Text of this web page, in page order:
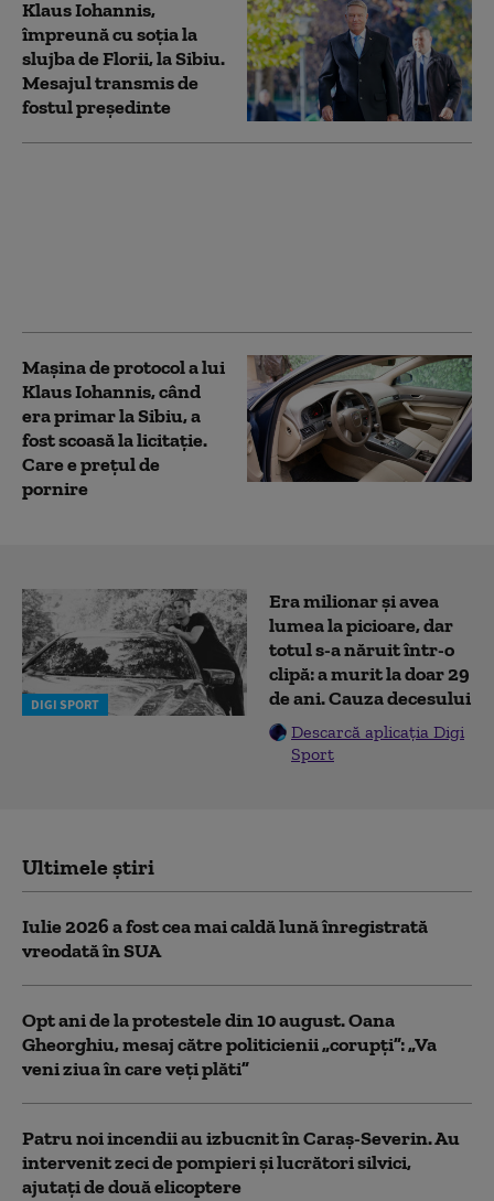
Klaus Iohannis,
împreună cu soţia la
slujba de Florii, la Sibiu.
Mesajul transmis de
fostul preşedinte
Mașina de protocol a lui
Klaus Iohannis, când
era primar la Sibiu, a
fost scoasă la licitație.
Care e prețul de
pornire
DIGI SPORT
Era milionar și avea
lumea la picioare, dar
totul s-a năruit într-o
clipă: a murit la doar 29
de ani. Cauza decesului
Descarcă aplicația Digi
Sport
Ultimele știri
Iulie 2026 a fost cea mai caldă lună înregistrată
vreodată în SUA
Opt ani de la protestele din 10 august. Oana
Gheorghiu, mesaj către politicienii „corupți”: „Va
veni ziua în care veţi plăti”
Patru noi incendii au izbucnit în Caraş-Severin. Au
intervenit zeci de pompieri şi lucrători silvici,
ajutaţi de două elicoptere